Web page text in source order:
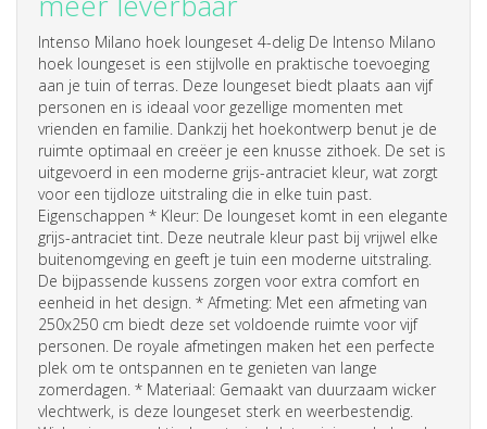
Intenso Milano hoek loungeset 4-delig De Intenso Milano
hoek loungeset is een stijlvolle en praktische toevoeging
aan je tuin of terras. Deze loungeset biedt plaats aan vijf
personen en is ideaal voor gezellige momenten met
vrienden en familie. Dankzij het hoekontwerp benut je de
ruimte optimaal en creëer je een knusse zithoek. De set is
uitgevoerd in een moderne grijs-antraciet kleur, wat zorgt
voor een tijdloze uitstraling die in elke tuin past.
Eigenschappen * Kleur: De loungeset komt in een elegante
grijs-antraciet tint. Deze neutrale kleur past bij vrijwel elke
buitenomgeving en geeft je tuin een moderne uitstraling.
De bijpassende kussens zorgen voor extra comfort en
eenheid in het design. * Afmeting: Met een afmeting van
250x250 cm biedt deze set voldoende ruimte voor vijf
personen. De royale afmetingen maken het een perfecte
plek om te ontspannen en te genieten van lange
zomerdagen. * Materiaal: Gemaakt van duurzaam wicker
vlechtwerk, is deze loungeset sterk en weerbestendig.